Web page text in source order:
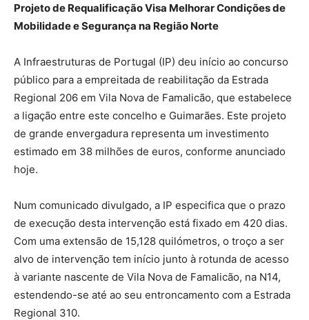
Projeto de Requalificação Visa Melhorar Condições de
Mobilidade e Segurança na Região Norte
A Infraestruturas de Portugal (IP) deu início ao concurso
público para a empreitada de reabilitação da Estrada
Regional 206 em Vila Nova de Famalicão, que estabelece
a ligação entre este concelho e Guimarães. Este projeto
de grande envergadura representa um investimento
estimado em 38 milhões de euros, conforme anunciado
hoje.
Num comunicado divulgado, a IP especifica que o prazo
de execução desta intervenção está fixado em 420 dias.
Com uma extensão de 15,128 quilómetros, o troço a ser
alvo de intervenção tem início junto à rotunda de acesso
à variante nascente de Vila Nova de Famalicão, na N14,
estendendo-se até ao seu entroncamento com a Estrada
Regional 310.